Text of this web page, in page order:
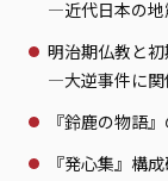
—近代日本の
明治期仏教と
—大逆事件に
『鈴鹿の物語
『発心集』構